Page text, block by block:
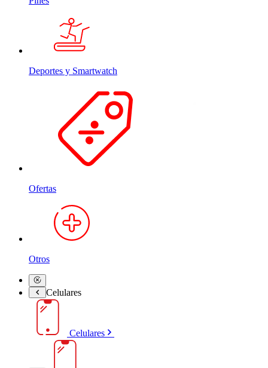
Deportes y Smartwatch
Ofertas
Otros
Celulares
Celulares